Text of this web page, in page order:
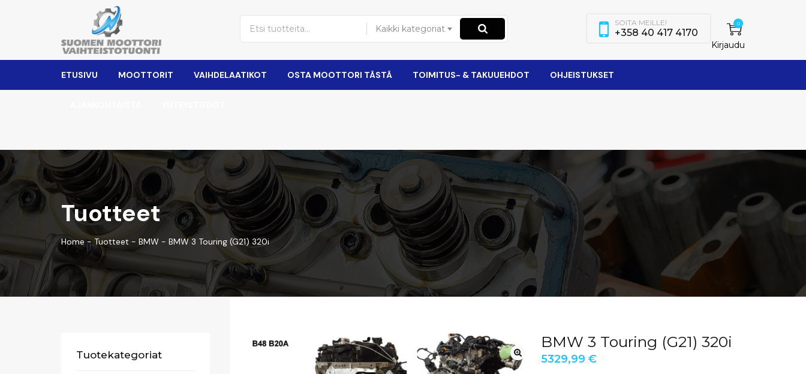
Kaikki kategoriat 0
Kirjaudu
SOITA MEILLE!
+358 40 417 4170
ETUSIVU MOOTTORIT VAIHDELAATIKOT OSTA MOOTTORI TÄSTÄ TOIMITUS- & TAKUUEHDOT OHJEISTUKSET
Tuotteet
Home-Tuotteet - BMW - BMW 3 Touring (G21) 320i
BMW 3 Touring (G21) 320i
5329,99 €
Tuotekategoriat